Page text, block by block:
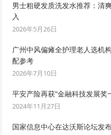
男士粗硬发质洗发水推荐：清
入
2026年5月26日
广州中风偏瘫全护理老人选
配参考
2026年7月10日
平安产险再获“金融科技发展奖
2024年11月27日
国家信息中心在达沃斯论坛发